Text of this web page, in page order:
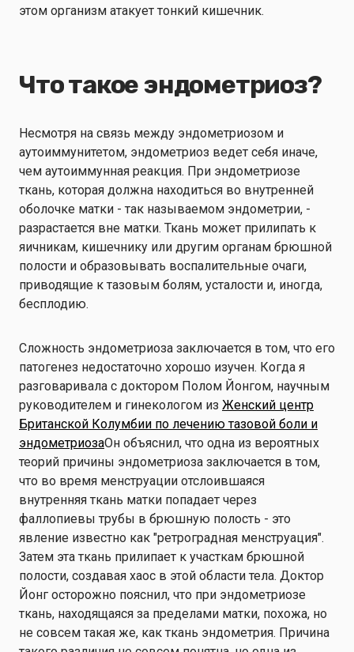
этом организм атакует тонкий кишечник.
Что такое эндометриоз?
Несмотря на связь между эндометриозом и
аутоиммунитетом, эндометриоз ведет себя иначе,
чем аутоиммунная реакция. При эндометриозе
ткань, которая должна находиться во внутренней
оболочке матки - так называемом эндометрии, -
разрастается вне матки. Ткань может прилипать к
яичникам, кишечнику или другим органам брюшной
полости и образовывать воспалительные очаги,
приводящие к тазовым болям, усталости и, иногда,
бесплодию.
Сложность эндометриоза заключается в том, что его
патогенез недостаточно хорошо изучен. Когда я
разговаривала с доктором Полом Йонгом, научным
руководителем и гинекологом из Женский центр
Британской Колумбии по лечению тазовой боли и
эндометриозаОн объяснил, что одна из вероятных
теорий причины эндометриоза заключается в том,
что во время менструации отслоившаяся
внутренняя ткань матки попадает через
фаллопиевы трубы в брюшную полость - это
явление известно как "ретроградная менструация".
Затем эта ткань прилипает к участкам брюшной
полости, создавая хаос в этой области тела. Доктор
Йонг осторожно пояснил, что при эндометриозе
ткань, находящаяся за пределами матки, похожа, но
не совсем такая же, как ткань эндометрия. Причина